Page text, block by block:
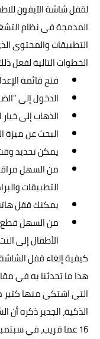
لقفل شاشة الآيفون
التطبيقات والمحتوى
الخطوات التالية لفعل
فتح قائمة
الدخول إلى
الذهاب إلى خيار
البحث عن ميزة
يمكن تحديد
من السهل
التطبيقات
يمكنك قفل
من السهل قطع
الأطفال إلى
كيفية إلغاء قفل
هذا ما تحدثنا به في
التي اشتكي منها
الذكية، الجدير ذكره
16 عما قريب، في سبتمبر 2024 الجاري.